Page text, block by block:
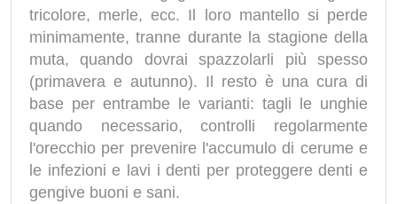
tricolore, merle, ecc. Il loro mantello si perde
minimamente, tranne durante la stagione della
muta, quando dovrai spazzolarli più spesso
(primavera e autunno). Il resto è una cura di
base per entrambe le varianti: tagli le unghie
quando necessario, controlli regolarmente
l'orecchio per prevenire l'accumulo di cerume e
le infezioni e lavi i denti per proteggere denti e
gengive buoni e sani.